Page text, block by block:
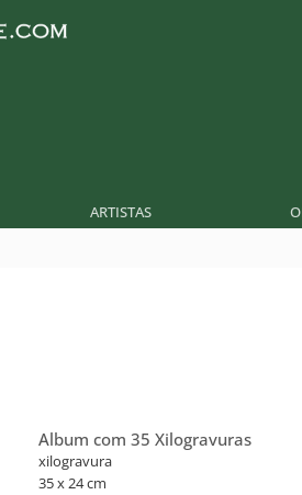
ARTISTAS
Album com 35 Xilogravuras
xilogravura
35 x 24 cm